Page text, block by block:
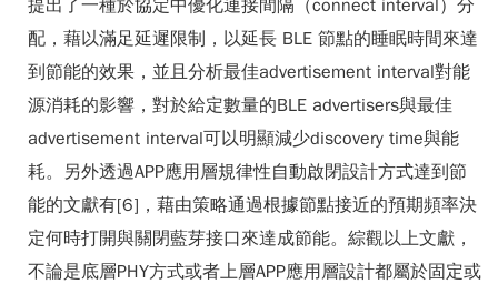
提出了一種於協定中優化連接間隔（connect interval）分
配，藉以滿足延遲限制，以延長 BLE 節點的睡眠時間來達
到節能的效果，並且分析最佳advertisement interval對能
源消耗的影響，對於給定數量的BLE advertisers與最佳
advertisement interval可以明顯減少discovery time與能
耗。另外透過APP應用層規律性自動啟閉設計方式達到節
能的文獻有[6]，藉由策略通過根據節點接近的預期頻率決
定何時打開與關閉藍芽接口來達成節能。綜觀以上文獻，
不論是底層PHY方式或者上層APP應用層設計都屬於固定或